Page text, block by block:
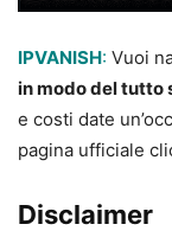
IPVANISH: Vuoi
in modo del tutto
e costi date
pagina ufficiale
Disclaimer